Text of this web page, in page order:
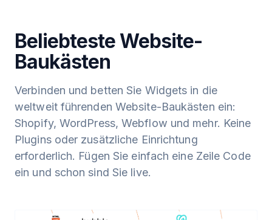
Beliebteste Website-
Baukästen
Verbinden und betten Sie Widgets in die
weltweit führenden Website-Baukästen ein:
Shopify, WordPress, Webflow und mehr. Keine
Plugins oder zusätzliche Einrichtung
erforderlich. Fügen Sie einfach eine Zeile Code
ein und schon sind Sie live.